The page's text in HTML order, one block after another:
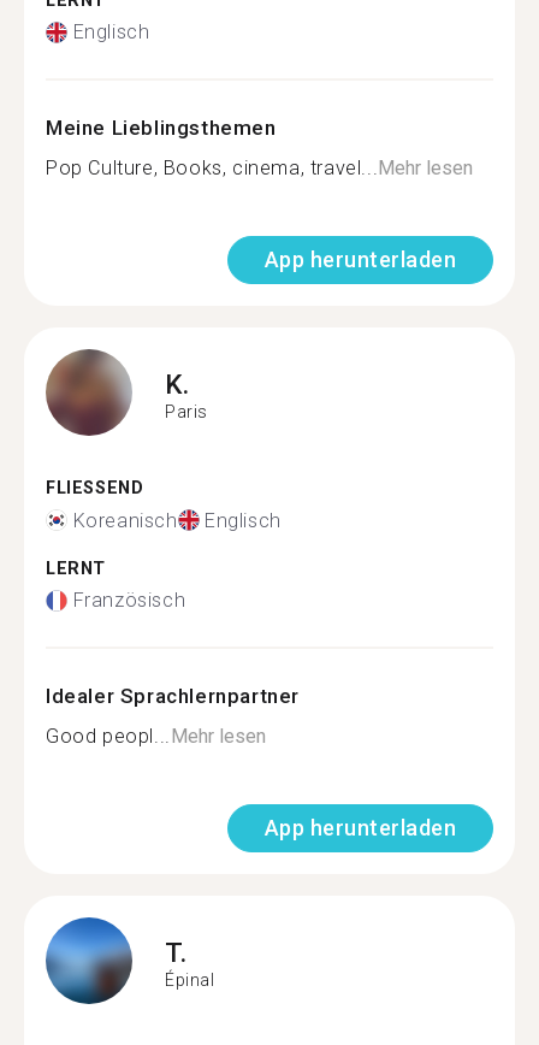
Englisch
Meine Lieblingsthemen
Pop Culture, Books, cinema, travel...Mehr lesen
App herunterladen
K.
Paris
FLIESSEND
Koreanisch Englisch
LERNT
Französisch
Idealer Sprachlernpartner
Good peopl...Mehr lesen
App herunterladen
T.
Épinal